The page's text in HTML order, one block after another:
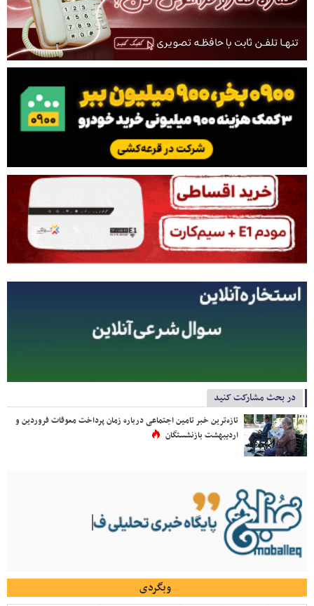
در بحث مشارکت کنید
تازه‌ترین خبر تامین اجتماعی درباره زمان پرداخت معوقات فروردین و
اردیبهشت بازنشستگان
وبگردی